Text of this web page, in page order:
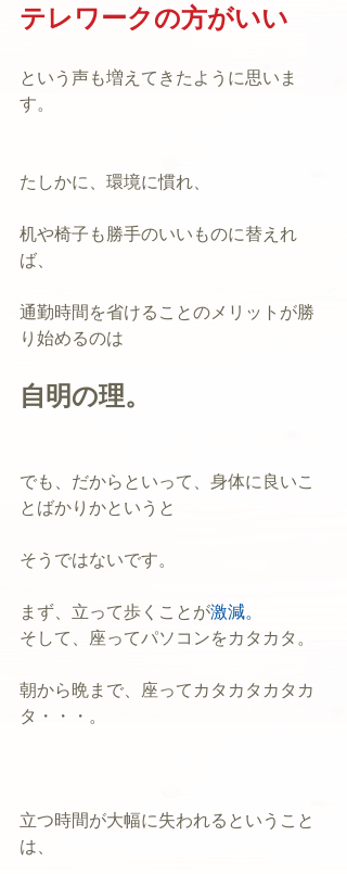
テレワークの方がいい
という声も増えてきたように思いま
す。
たしかに、環境に慣れ、
机や椅子も勝手のいいものに替えれ
ば、
通勤時間を省けることのメリットが勝
り始めるのは
自明の理。
でも、だからといって、身体に良いこ
とばかりかというと
そうではないです。
まず、立って歩くことが激減。
そして、座ってパソコンをカタカタ。
朝から晩まで、座ってカタカタカタカ
タ・・・。
立つ時間が大幅に失われるということ
は、